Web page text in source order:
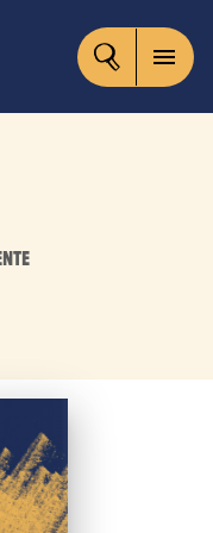
CONTENU
menu